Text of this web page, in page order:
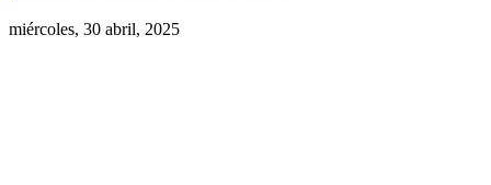
miércoles, 30 abril, 2025